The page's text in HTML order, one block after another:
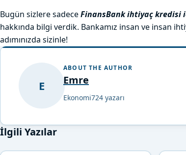
Bugün sizlere sadeceFinansBank ihtiyaç kredisi
hakkında bilgi verdik. Bankamız insan ve insan
adımınızda sizinle!
E
ABOUT THE AUTHOR
Emre
Ekonomi724 yazarı
İlgili Yazılar